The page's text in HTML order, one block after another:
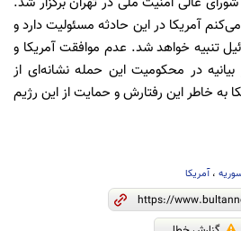
آمریکا در این حادثه مسئولیت دارد و
تنبیه خواهد شد. عدم موافقت آمریکا و
در محکومیت این حمله نشانه‌ای از
به خاطر این رفتارش و حمایت از این رژیم
،آمریکا